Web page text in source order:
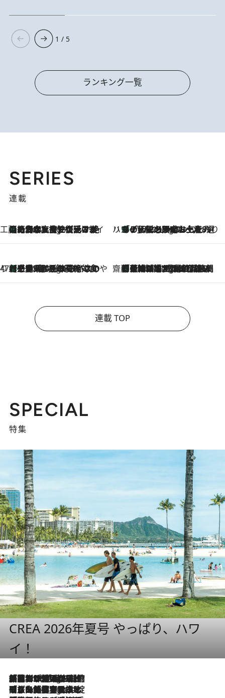
1 / 5
ランキング一覧
SERIES
連載
工藤まやのおもてなしハワイ
7 Hours Ago
【ハワイ土産】ローカルの絶大な支持で復活！ 絶品の幻クッキー《元ファンの日本人女性が受け継いだ名店》 ハワイ賢者 リサのお気に入りリスト7 Hours Ago
あの伝説の限定トートも！ リニューアルした「ディーン＆デルーカ ハワイ」で必須のお土産8選
47都道府県の手みやげ ひんやりスイーツで夏を満喫
7 Hours Ago
【三重県】この夏絶対食べたい 冷やしておいしいおやつ3選 お餅×アイスの新感覚スイーツ 齋藤 薫 美容脳ルネサンス
7 Hours Ago
「荷物が増えるほど旅ストレスは増す」美容ジャーナリストがたどり着いた最終結論。“化粧品を劇的に減らす”感動の凝縮美容とは
連載 TOP
SPECIAL
特集
CREA 2026年夏号 やっぱり、ハワ
イ！
7 Hours Ago
「荷物が増えるほど旅ストレスは増す」美容ジャーナリストがたどり着いた最終結論。“化粧品を劇的に減らす”感動の凝縮美容とは
7 Hours Ago
「旅先には金髪ウィッグを持参」日本と同じメイクでは損してる!? 美容ジャーナリストが提案する“掟破りの旅美容”とは